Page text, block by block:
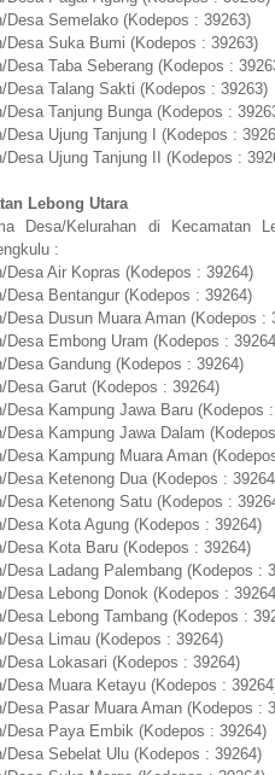
Desa Semelako (Kodepos : 39263)
Desa Suka Bumi (Kodepos : 39263)
Desa Taba Seberang (Kodepos :
Desa Talang Sakti (Kodepos : 39263)
Desa Tanjung Bunga (Kodepos :
Desa Ujung Tanjung I (Kodepos :
Desa Ujung Tanjung II (Kodepos :
Lebong Utara
Desa/Kelurahan di Kecamatan
:
Desa Air Kopras (Kodepos : 39264)
Desa Bentangur (Kodepos : 39264)
Desa Dusun Muara Aman (Kodepos :
Desa Embong Uram (Kodepos :
Desa Gandung (Kodepos : 39264)
Desa Garut (Kodepos : 39264)
Desa Kampung Jawa Baru (Kodepos
Desa Kampung Jawa Dalam
Desa Kampung Muara Aman
Desa Ketenong Dua (Kodepos :
Desa Ketenong Satu (Kodepos :
Desa Kota Agung (Kodepos : 39264)
Desa Kota Baru (Kodepos : 39264)
Desa Ladang Palembang (Kodepos :
Desa Lebong Donok (Kodepos :
Desa Lebong Tambang (Kodepos :
Desa Limau (Kodepos : 39264)
Desa Lokasari (Kodepos : 39264)
Desa Muara Ketayu (Kodepos :
Desa Pasar Muara Aman (Kodepos :
Desa Paya Embik (Kodepos : 39264)
Desa Sebelat Ulu (Kodepos : 39264)